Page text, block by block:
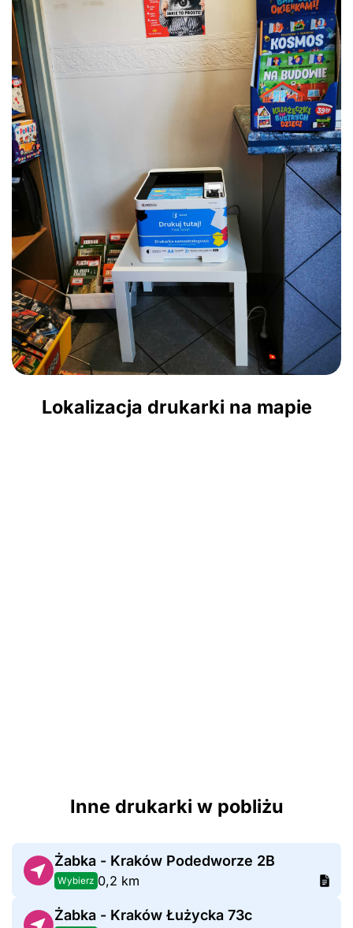
Lokalizacja drukarki na mapie
Inne drukarki w pobliżu
Żabka - Kraków Podedworze 2B
Wybierz 0,2 km
Żabka - Kraków Łużycka 73c